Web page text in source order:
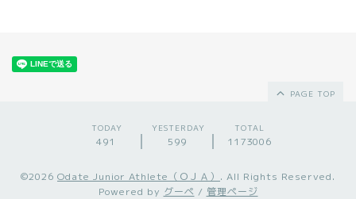
PAGE TOP
TODAY
491
YESTERDAY
599
TOTAL
1173006
©2026 Odate Junior Athlete（ＯＪＡ） . All Rights Reserved.
Powered by グーペ / 管理ページ